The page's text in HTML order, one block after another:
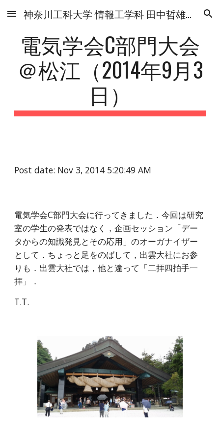
Skip to main content Skip to navigation
神奈川工科大学 情報工学科 田中哲雄研究室
電気学会C部門大会
＠松江（2014年9月3
日）
Post date: Nov 3, 2014 5:20:49 AM
電気学会C部門大会に行ってきました．今回は研究
室の学生の発表ではなく，企画セッション「デー
タからの知識発見とその応用」のオーガナイザー
として．ちょっと足をのばして，出雲大社にお参
りも．出雲大社では，他と違って「二拝四拍手一
拝」．
T.T.